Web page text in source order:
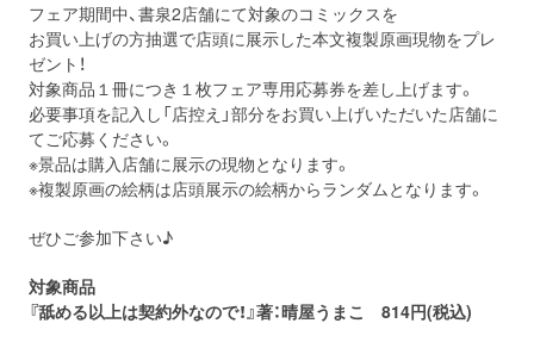
フェア期間中、書泉2店舗にて対象のコミックスを
お買い上げの方抽選で店頭に展示した本文複製原画現物をプレ
ゼント！
対象商品１冊につき１枚フェア専用応募券を差し上げます。
必要事項を記入し「店控え」部分をお買い上げいただいた店舗に
てご応募ください。
※景品は購入店舗に展示の現物となります。
※複製原画の絵柄は店頭展示の絵柄からランダムとなります。
ぜひご参加下さい♪
対象商品
『舐める以上は契約外なので！』著：晴屋うまこ 814円(税込)